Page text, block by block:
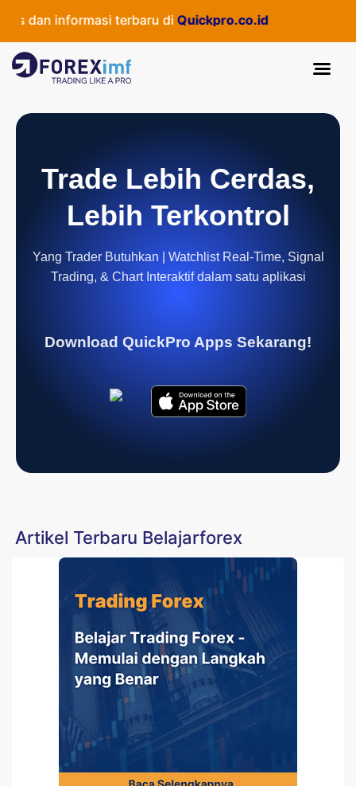
informasi terbaru diQuickpro.co.id
Trade Lebih Cerdas,
Lebih Terkontrol
Yang Trader Butuhkan | Watchlist Real-Time, Signal
Trading, & Chart Interaktif dalam satu aplikasi
Download QuickPro Apps Sekarang!
Artikel Terbaru Belajarforex